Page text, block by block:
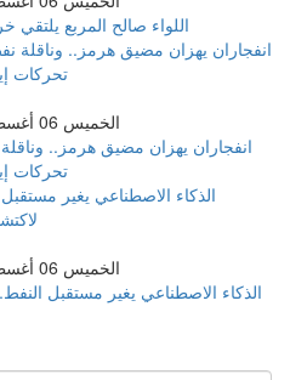
اللواء صالح المربع
الخميس 06 أغسطس 2026 11:13 مساءً
انفجاران يهزان مضيق هرمز..
تحركات
الخميس 06 أغسطس 2026 11:13 مساءً
الذكاء الاصطناعي يغير مستقبل